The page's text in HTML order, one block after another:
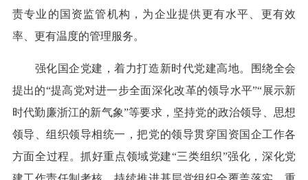
责专业的国资监管机构，为企业提供更有水平、更有效
率、更有温度的管理服务。
强化国企党建，着力打造新时代党建高地。围绕全会
提出的“提高党对进一步全面深化改革的领导水平”“展示新
时代勤廉浙江的新气象”等要求，坚持党的政治领导、思想
领导、组织领导相统一，把党的领导贯穿国资国企工作各
方面全过程。抓好重点领域党建“三类组织”强化，深化党